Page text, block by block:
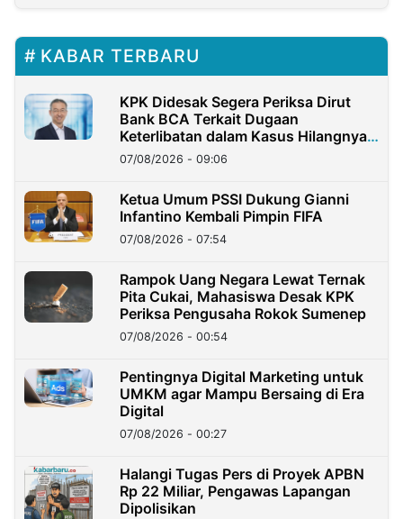
KABAR TERBARU
KPK Didesak Segera Periksa Dirut
Bank BCA Terkait Dugaan
Keterlibatan dalam Kasus Hilangnya
Dana Nasabah Rp2,58 Miliar
07/08/2026 - 09:06
Ketua Umum PSSI Dukung Gianni
Infantino Kembali Pimpin FIFA
07/08/2026 - 07:54
Rampok Uang Negara Lewat Ternak
Pita Cukai, Mahasiswa Desak KPK
Periksa Pengusaha Rokok Sumenep
07/08/2026 - 00:54
Pentingnya Digital Marketing untuk
UMKM agar Mampu Bersaing di Era
Digital
07/08/2026 - 00:27
Halangi Tugas Pers di Proyek APBN
Rp 22 Miliar, Pengawas Lapangan
Dipolisikan